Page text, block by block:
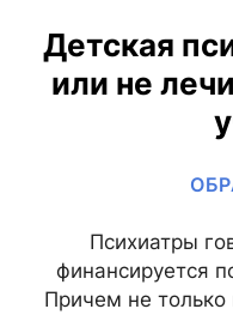
Детская
или не
Психиатры
финансируется
Причем не только